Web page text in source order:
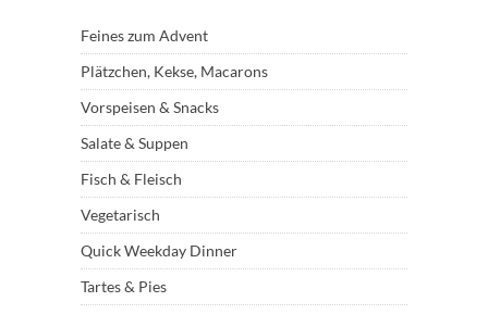
Feines zum Advent
Plätzchen, Kekse, Macarons
Vorspeisen & Snacks
Salate & Suppen
Fisch & Fleisch
Vegetarisch
Quick Weekday Dinner
Tartes & Pies